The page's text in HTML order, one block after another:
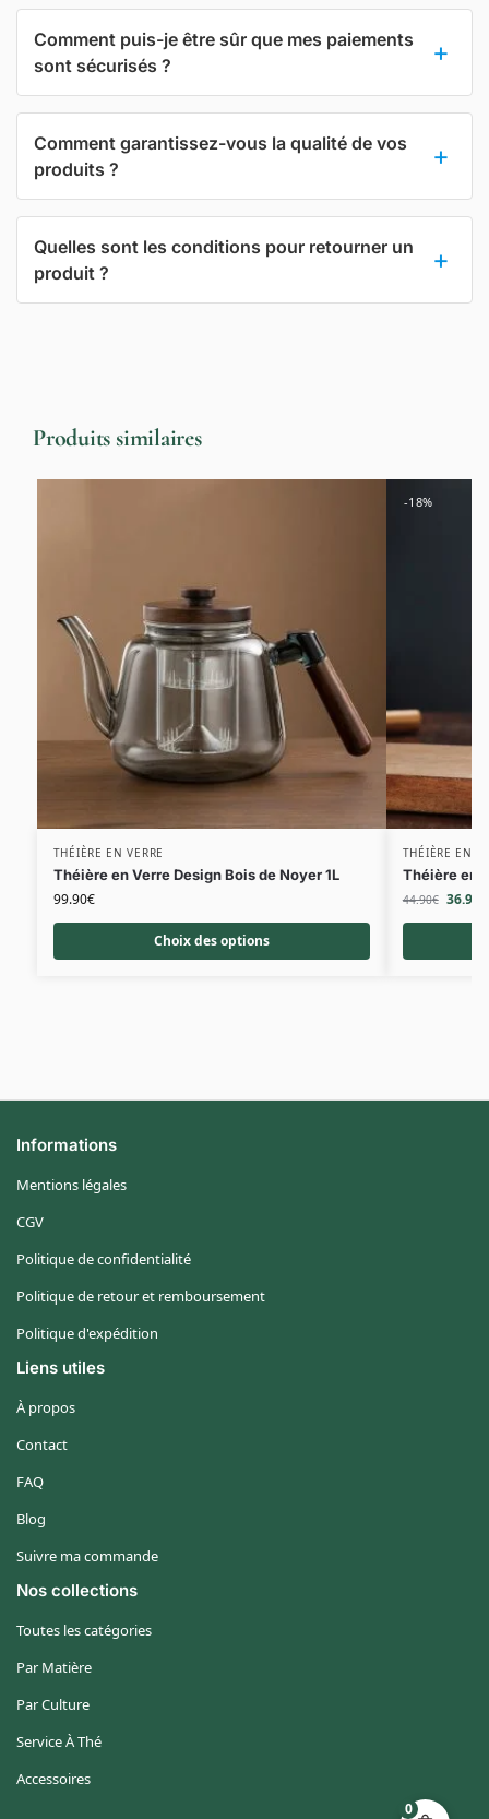
Comment puis-je être sûr que mes paiements
sont sécurisés ?
Comment garantissez-vous la qualité de vos
produits ?
Quelles sont les conditions pour retourner un
produit ?
Produits similaires
THÉIÈRE EN VERRE
Théière en Verre Design Bois de Noyer 1L
99.90€
Choix des options
-18%
THÉIÈRE EN
Théière en
44.90€ 36.90
0
Informations
Mentions légales
CGV
Politique de confidentialité
Politique de retour et remboursement
Politique d'expédition
Liens utiles
À propos
Contact
FAQ
Blog
Suivre ma commande
Nos collections
Toutes les catégories
Par Matière
Par Culture
Service À Thé
Accessoires